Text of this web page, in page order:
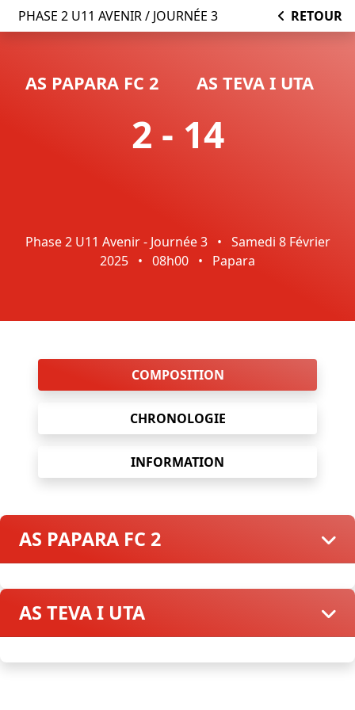
PHASE 2 U11 AVENIR / JOURNÉE 3 RETOUR
AS PAPARA FC 2 AS TEVA I UTA
2 - 14
Phase 2 U11 Avenir - Journée 3 • Samedi 8 Février
2025 • 08h00 • Papara
COMPOSITION
CHRONOLOGIE
INFORMATION
AS PAPARA FC 2
AS TEVA I UTA